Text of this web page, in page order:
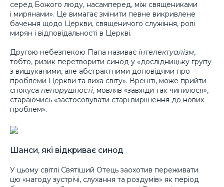
серед Божого люду, насамперед, між священиками
і мирянами». Це вимагає змінити певне викривлене
бачення щодо Церкви, священичого служіння, ролі
мирян і відповідальності в Церкві.
Другою небезпекою Папа називає інтелектуалізм,
тобто, ризик перетворити синод у «дослідницьку групу
з вишуканими, але абстрактними доповідями про
проблеми Церкви та лиха світу». Врешті, може прийти
спокуса непорушності, мовляв «завжди так чинилося»,
стараючись «застосовувати старі вирішення до нових
проблем».
Шанси, які відкриває синод
У цьому світлі Святіший Отець заохотив переживати
цю «нагоду зустрічі, слухання та роздумів» як період